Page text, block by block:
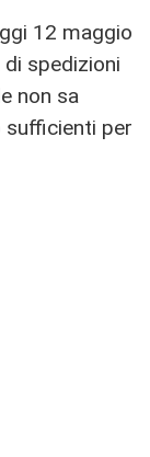
12 maggio
spedizioni
non sa
sufficienti per